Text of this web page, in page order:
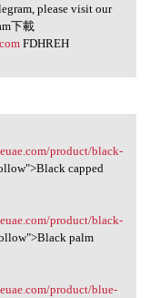
on howplease visit our
下載
FDHREH
product/black-
capped
product/black-
palm
product/blue-